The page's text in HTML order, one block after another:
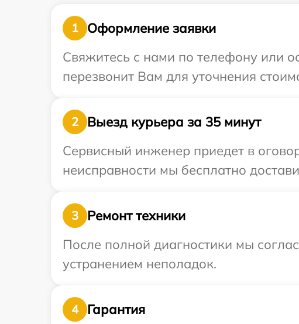
1
Оформление заявки
Свяжитесь с нами по телефону или
перезвонит Вам для уточнения
2
Выезд курьера за 35 минут
Сервисный инженер приедет в
неисправности мы бесплатно
3
Ремонт техники
После полной диагностики мы
устранением неполадок.
4
Гарантия